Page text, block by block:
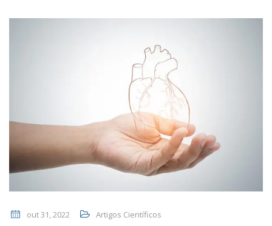
out 31, 2022 Artigos Científicos